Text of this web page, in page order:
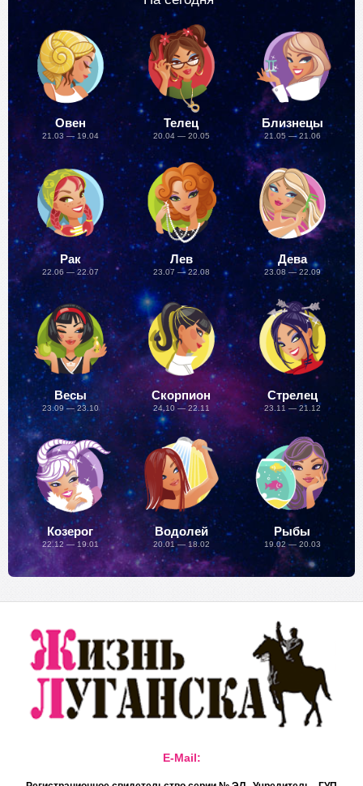
Овен
21.03 — 19.04
Телец
20.04 — 20.05
Близнецы
21.05 — 21.06
Рак
22.06 — 22.07
Лев
23.07 — 22.08
Дева
23.08 — 22.09
Весы
23.09 — 23.10
Скорпион
24.10 — 22.11
Стрелец
23.11 — 21.12
Козерог
22.12 — 19.01
Водолей
20.01 — 18.02
Рыбы
19.02 — 20.03
E-Mail: